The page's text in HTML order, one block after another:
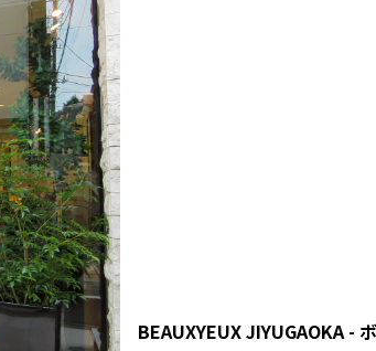
BEAUXYEUX JIYUGAOKA -